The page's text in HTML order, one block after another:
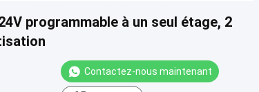
programmable à un seul étage, 2
Contactez-nous maintenant